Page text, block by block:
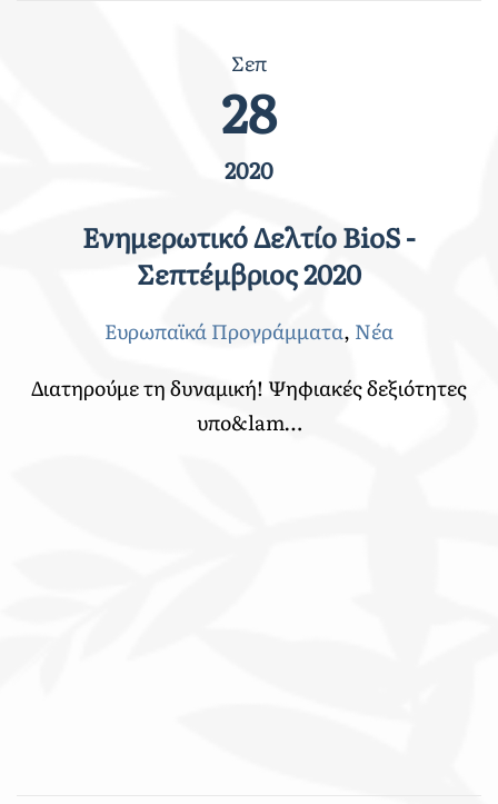
Σεπ
28
2020
Ενημερωτικό Δελτίο BioS -
Σεπτέμβριος 2020
Ευρωπαϊκά Προγράμματα, Νέα
Διατηρούμε τη δυναμική! Ψηφιακές δεξιότητες
υπο&lam…